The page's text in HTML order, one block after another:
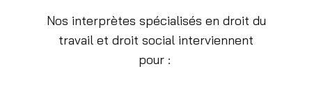
Nos interprètes spécialisés en droit du
travail et droit social interviennent
pour :